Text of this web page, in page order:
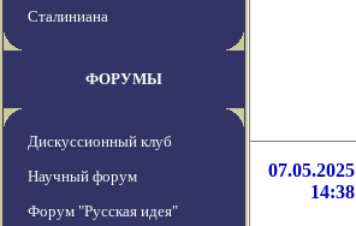
Сталиниана
ФОРУМЫ
Дискуссионный клуб
Научный форум
Форум "Русская идея"
07.05.2025
14:38